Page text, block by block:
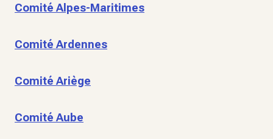
Comité Alpes-Maritimes
Comité Ardennes
Comité Ariège
Comité Aube